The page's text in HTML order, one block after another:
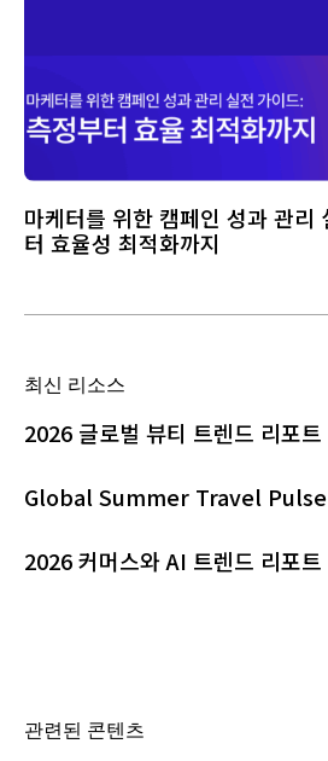
마케터를 위한 캠페인 성과 관리
터 효율성 최적화까지
최신 리소스
2026 글로벌 뷰티 트렌드 리포트
Global Summer Travel
2026 커머스와 AI 트렌드 리포트
관련된 콘텐츠